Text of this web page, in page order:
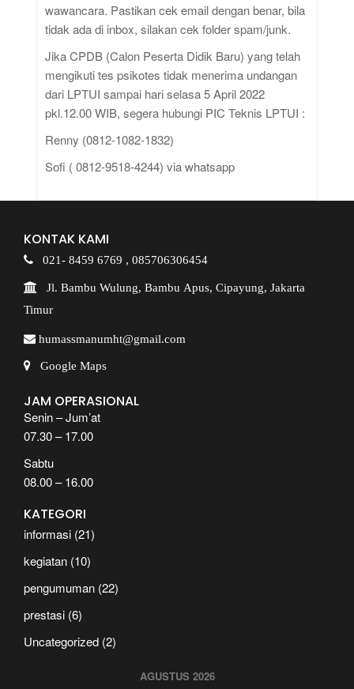
wawancara. Pastikan cek email dengan benar, bila
tidak ada di inbox, silakan cek folder spam/junk.
Jika CPDB (Calon Peserta Didik Baru) yang telah
mengikuti tes psikotes tidak menerima undangan
dari LPTUI sampai hari selasa 5 April 2022
pkl.12.00 WIB, segera hubungi PIC Teknis LPTUI :
Renny (0812-1082-1832)
Sofi ( 0812-9518-4244) via whatsapp
KONTAK KAMI
021- 8459 6769 , 085706306454
Jl. Bambu Wulung, Bambu Apus, Cipayung, Jakarta
Timur
humassmanumht@gmail.com
Google Maps
JAM OPERASIONAL
Senin – Jum’at
07.30 – 17.00
Sabtu
08.00 – 16.00
KATEGORI
informasi (21)
kegiatan (10)
pengumuman (22)
prestasi (6)
Uncategorized (2)
AGUSTUS 2026